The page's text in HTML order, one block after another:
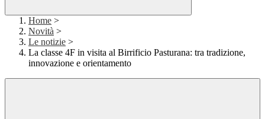
Home >
Novità >
Le notizie >
La classe 4F in visita al Birrificio Pasturana: tra tradizione,
innovazione e orientamento